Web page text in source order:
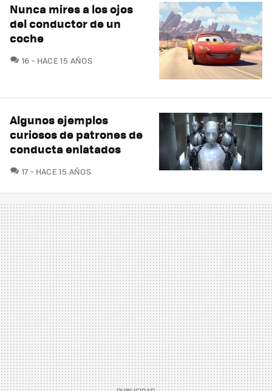
Nunca mires a los ojos
del conductor de un
coche
16 COMENTARIOS
HACE 15 AÑOS
Algunos ejemplos
curiosos de patrones de
conducta enlatados
17COMENTARIOS
HACE 15 AÑOS